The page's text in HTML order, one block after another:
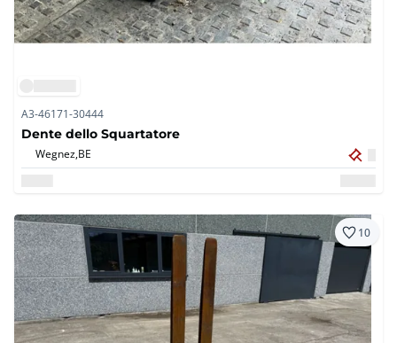
A3-46171-30444
Dente dello Squartatore
Wegnez,BE
10